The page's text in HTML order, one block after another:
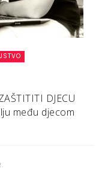
DJECU
među djecom